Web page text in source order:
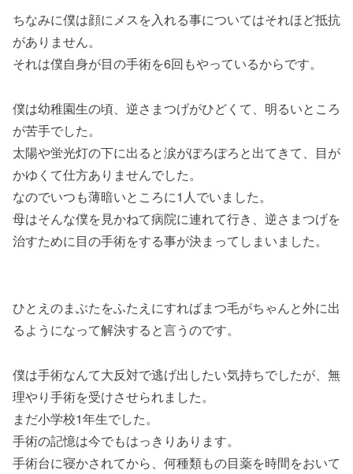
ちなみに僕は顔にメスを入れる事についてはそれほど抵抗
がありません。
それは僕自身が目の手術を6回もやっているからです。
僕は幼稚園生の頃、逆さまつげがひどくて、明るいところ
が苦手でした。
太陽や蛍光灯の下に出ると涙がぽろぽろと出てきて、目が
かゆくて仕方ありませんでした。
なのでいつも薄暗いところに1人でいました。
母はそんな僕を見かねて病院に連れて行き、逆さまつげを
治すために目の手術をする事が決まってしまいました。
ひとえのまぶたをふたえにすればまつ毛がちゃんと外に出
るようになって解決すると言うのです。
僕は手術なんて大反対で逃げ出したい気持ちでしたが、無
理やり手術を受けさせられました。
まだ小学校1年生でした。
手術の記憶は今でもはっきりあります。
手術台に寝かされてから、何種類もの目薬を時間をおいて